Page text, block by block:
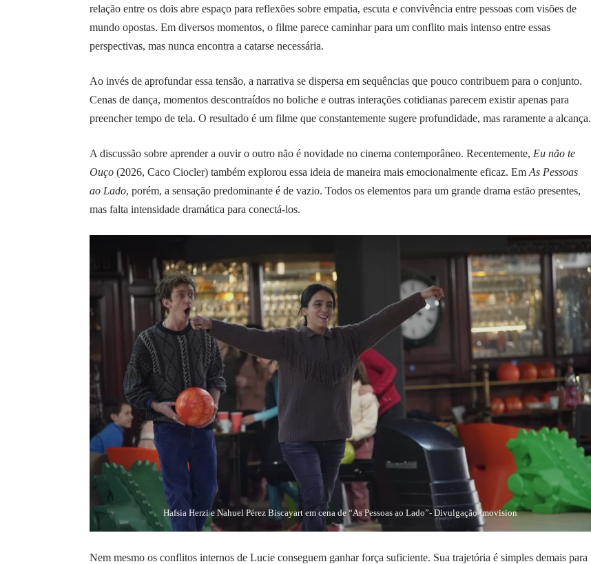
relação entre os dois abre espaço para reflexões sobre empatia, escuta e convivência entre pessoas com visões de
mundo opostas. Em diversos momentos, o filme parece caminhar para um conflito mais intenso entre essas
perspectivas, mas nunca encontra a catarse necessária.
Ao invés de aprofundar essa tensão, a narrativa se dispersa em sequências que pouco contribuem para o conjunto.
Cenas de dança, momentos descontraídos no boliche e outras interações cotidianas parecem existir apenas para
preencher tempo de tela. O resultado é um filme que constantemente sugere profundidade, mas raramente a alcança.
A discussão sobre aprender a ouvir o outro não é novidade no cinema contemporâneo. Recentemente, Eu não te
Ouço (2026, Caco Ciocler) também explorou essa ideia de maneira mais emocionalmente eficaz. Em As Pessoas
ao Lado, porém, a sensação predominante é de vazio. Todos os elementos para um grande drama estão presentes,
mas falta intensidade dramática para conectá-los.
Hafsia Herzi e Nahuel Pérez Biscayart em cena de “As Pessoas ao Lado”- Divulgação Imovision
Nem mesmo os conflitos internos de Lucie conseguem ganhar força suficiente. Sua trajetória é simples demais para